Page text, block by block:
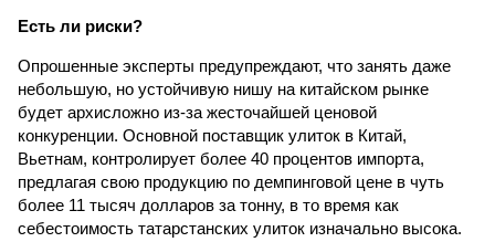
Есть ли риски?
Опрошенные эксперты предупреждают, что занять даже
небольшую, но устойчивую нишу на китайском рынке
будет архисложно из-за жесточайшей ценовой
конкуренции. Основной поставщик улиток в Китай,
Вьетнам, контролирует более 40 процентов импорта,
предлагая свою продукцию по демпинговой цене в чуть
более 11 тысяч долларов за тонну, в то время как
себестоимость татарстанских улиток изначально высока.